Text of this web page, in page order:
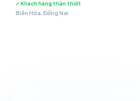
✓ Khách hàng thân thiết
Biên Hòa, Đồng Nai